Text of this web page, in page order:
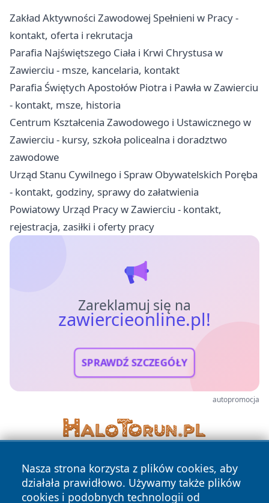
Zakład Aktywności Zawodowej Spełnieni w Pracy -
kontakt, oferta i rekrutacja
Parafia Najświętszego Ciała i Krwi Chrystusa w
Zawierciu - msze, kancelaria, kontakt
Parafia Świętych Apostołów Piotra i Pawła w Zawierciu
- kontakt, msze, historia
Centrum Kształcenia Zawodowego i Ustawicznego w
Zawierciu - kursy, szkoła policealna i doradztwo
zawodowe
Urząd Stanu Cywilnego i Spraw Obywatelskich Poręba
- kontakt, godziny, sprawy do załatwienia
Powiatowy Urząd Pracy w Zawierciu - kontakt,
rejestracja, zasiłki i oferty pracy
Zareklamuj się na
zawiercieonline.pl!
SPRAWDŹ SZCZEGÓŁY
autopromocja
Nasza strona korzysta z plików cookies, aby
działała prawidłowo. Używamy także plików
cookies i podobnych technologii od